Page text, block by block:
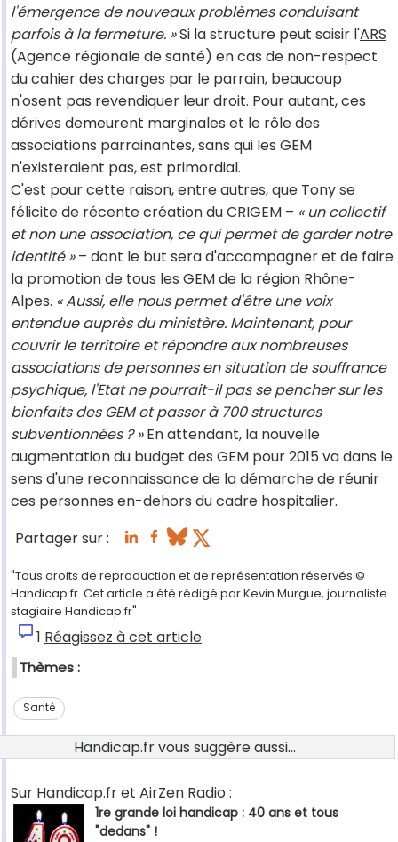
l'émergence de nouveaux problèmes conduisant
parfois à la fermeture. »Si la structure peut saisir l'ARS
(Agence régionale de santé) en cas de non-respect
du cahier des charges par le parrain, beaucoup
n'osent pas revendiquer leur droit. Pour autant, ces
dérives demeurent marginales et le rôle des
associations parrainantes, sans qui les GEM
n'existeraient pas, est primordial.
C'est pour cette raison, entre autres, que Tony se
félicite de récente création du CRIGEM – « un collectif
et non une association, ce qui permet de garder notre
identité »– dont le but sera d'accompagner et de faire
la promotion de tous les GEM de la région Rhône-
Alpes. « Aussi, elle nous permet d'être une voix
entendue auprès du ministère. Maintenant, pour
couvrir le territoire et répondre aux nombreuses
associations de personnes en situation de souffrance
psychique, l'Etat ne pourrait-il pas se pencher sur les
bienfaits des GEM et passer à 700 structures
subventionnées ? »En attendant, la nouvelle
augmentation du budget des GEM pour 2015 va dans le
sens d'une reconnaissance de la démarche de réunir
ces personnes en-dehors du cadre hospitalier.
Partager sur :
"Tous droits de reproduction et de représentation réservés.©
Handicap.fr. Cet article a été rédigé par Kevin Murgue, journaliste
stagiaire Handicap.fr"
1 Réagissez à cet article
Thèmes :
Santé
Handicap.fr vous suggère aussi...
Sur Handicap.fr et AirZen Radio :
1re grande loi handicap : 40 ans et tous
"dedans" !